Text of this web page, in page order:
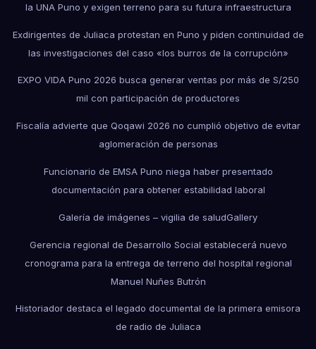
la UNA Puno y exigen terreno para su futura infraestructura
Exdirigentes de Juliaca protestan en Puno y piden continuidad de
las investigaciones del caso «los burros de la corrupción»
EXPO VIDA Puno 2026 busca generar ventas por más de S/250
mil con participación de productores
Fiscalía advierte que Qoqawi 2026 no cumplió objetivo de evitar
aglomeración de personas
Funcionario de EMSA Puno niega haber presentado
documentación para obtener estabilidad laboral
Galería de imágenes – vigilia de saludGallery
Gerencia regional de Desarrollo Social establecerá nuevo
cronograma para la entrega de terreno del hospital regional
Manuel Nuñes Butrón
Historiador destaca el legado documental de la primera emisora
de radio de Juliaca